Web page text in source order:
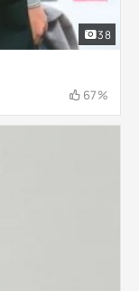
67%
38